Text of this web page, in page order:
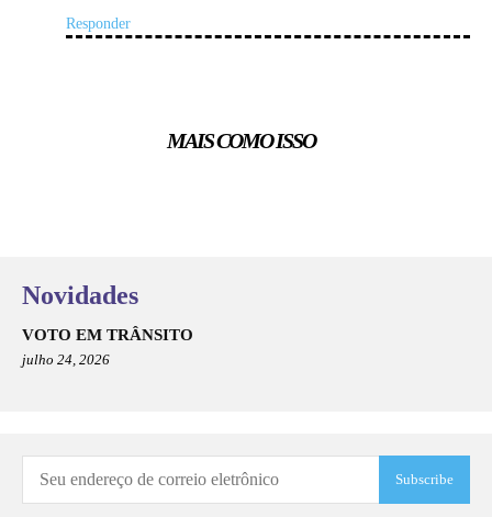
Responder
MAIS COMO ISSO
Novidades
VOTO EM TRÂNSITO
julho 24, 2026
Subscribe